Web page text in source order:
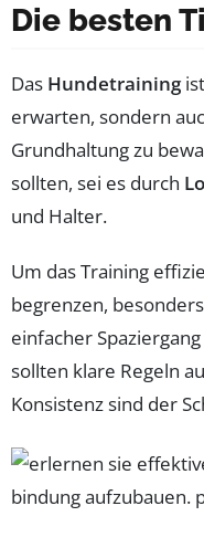
Die besten
Das Hundetraining
erwarten, sondern
Grundhaltung zu
sollten, sei es durch
und Halter.
Um das Training
begrenzen,
einfacher
sollten klare Regeln
Konsistenz sind der